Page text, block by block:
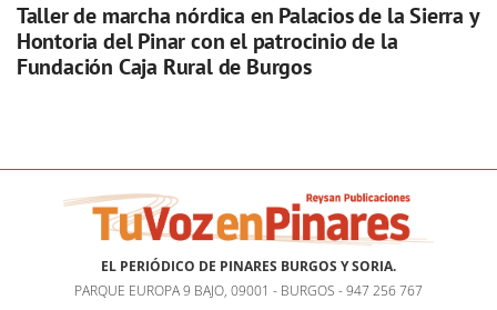
Taller de marcha nórdica en Palacios de la Sierra y
Hontoria del Pinar con el patrocinio de la
Fundación Caja Rural de Burgos
EL PERIÓDICO DE PINARES BURGOS Y SORIA.
PARQUE EUROPA 9 BAJO, 09001 - BURGOS - 947 256 767